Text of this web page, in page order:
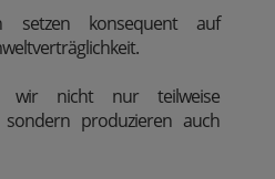
setzen konsequent auf
wir nicht nur teilweise
sondern produzieren auch